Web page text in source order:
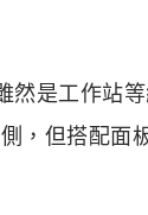
然是工作站
，但搭配面